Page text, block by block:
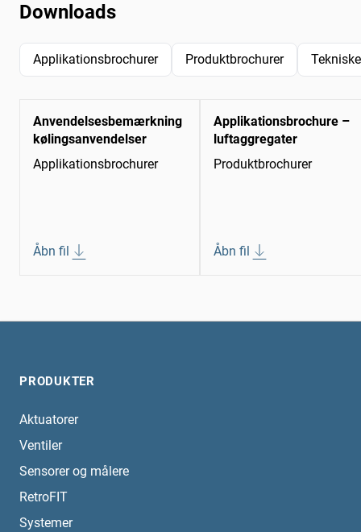
Downloads
Applikationsbrochurer Produktbrochurer
Anvendelsesbemærkning
kølingsanvendelser
Applikationsbrochurer
Åbn fil
Applikationsbrochure –
luftaggregater
Produktbrochurer
Åbn fil
PRODUKTER
Aktuatorer
Ventiler
Sensorer og målere
RetroFIT
Systemer